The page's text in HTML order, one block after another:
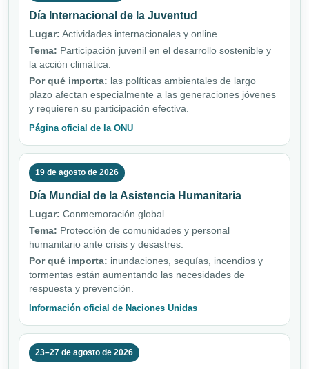
Día Internacional de la Juventud
Lugar: Actividades internacionales y online.
Tema: Participación juvenil en el desarrollo sostenible y
la acción climática.
Por qué importa: las políticas ambientales de largo
plazo afectan especialmente a las generaciones jóvenes
y requieren su participación efectiva.
Página oficial de la ONU
19 de agosto de 2026
Día Mundial de la Asistencia Humanitaria
Lugar: Conmemoración global.
Tema: Protección de comunidades y personal
humanitario ante crisis y desastres.
Por qué importa: inundaciones, sequías, incendios y
tormentas están aumentando las necesidades de
respuesta y prevención.
Información oficial de Naciones Unidas
23–27 de agosto de 2026